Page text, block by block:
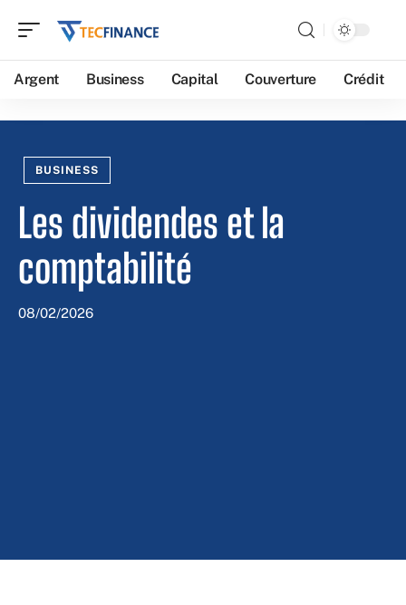
Argent Business Capital Couverture Crédit
BUSINESS
Les dividendes et la
comptabilité
08/02/2026